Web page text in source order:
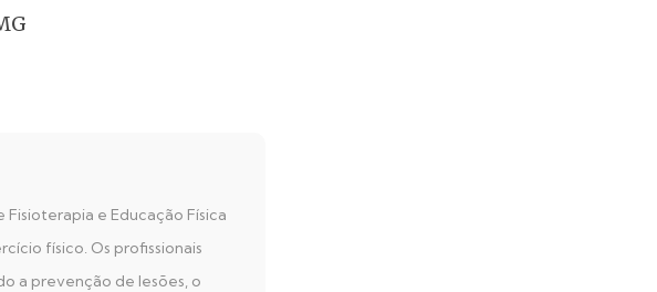
e Educação Física
físico. Os profissionais
a prevenção de lesões, o